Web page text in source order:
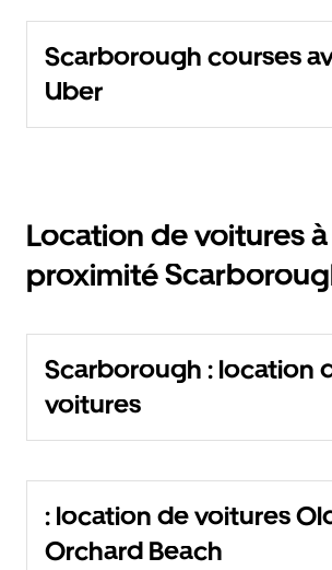
Scarborough courses
Uber
Location de voitures à
proximité
Scarborough : location
voitures
: location de voitures
Orchard Beach